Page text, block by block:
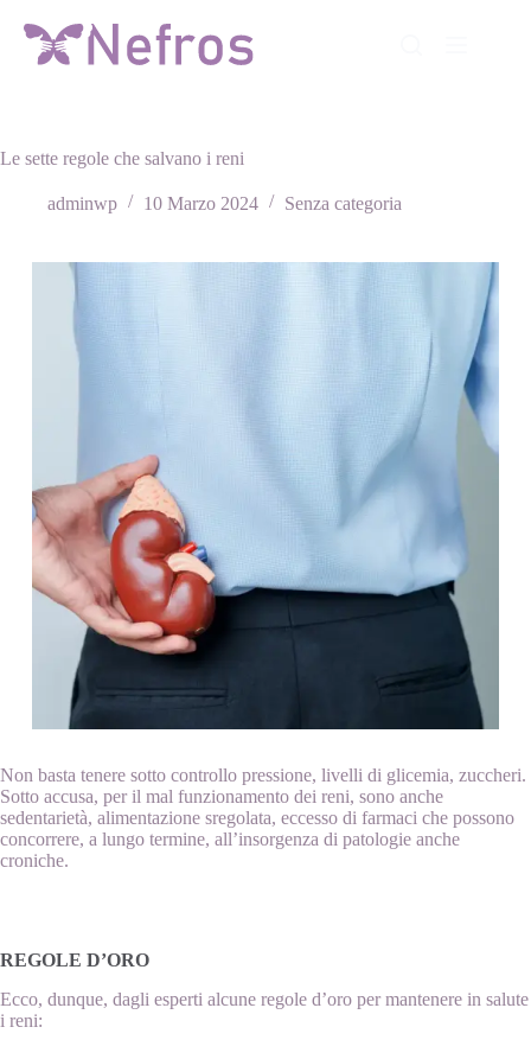
contenuto
Le sette regole che salvano i reni
adminwp 10 Marzo 2024 Senza categoria
Non basta tenere sotto controllo pressione, livelli di glicemia, zuccheri.
Sotto accusa, per il mal funzionamento dei reni, sono anche
sedentarietà, alimentazione sregolata, eccesso di farmaci che possono
concorrere, a lungo termine, all’insorgenza di patologie anche
croniche.
REGOLE D’ORO
Ecco, dunque, dagli esperti alcune regole d’oro per mantenere in salute
i reni: